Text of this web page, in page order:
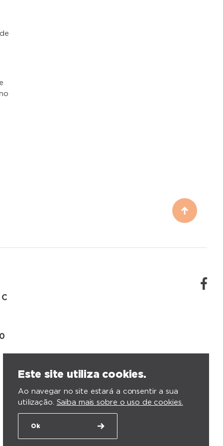
Este site utiliza cookies.
Ao navegar no site estará a consentir a sua
utilização. Saiba mais sobre o uso de cookies.
Ok